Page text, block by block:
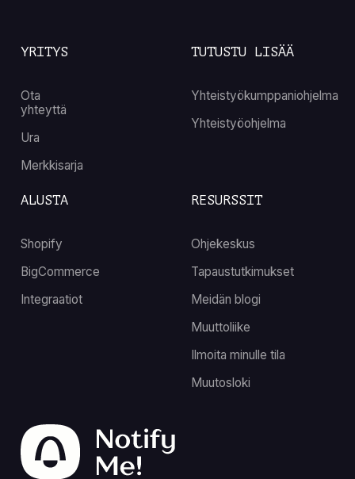
YRITYS
Ota
yhteyttä
Ura
Merkkisarja
RESURSSIT
Ohjekeskus
Tapaustutkimukset
Meidän blogi
Muuttoliike
Ilmoita minulle tila
Muutosloki
TUTUSTU LISÄÄ
Yhteistyökumppaniohjelma
Yhteistyöohjelma
ALUSTA
Shopify
BigCommerce
Integraatiot